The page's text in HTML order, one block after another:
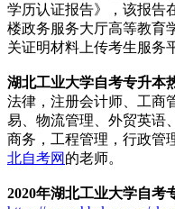
学历认证报告》，该报告
楼政务服务大厅高等教育
关证明材料上传考生服务
湖北工业大学自考专升本
法律，注册会计师、工商
易、物流管理、外贸英语
商务，工程管理，行政管
北自考网 的老师。
2020年湖北工业大学自考